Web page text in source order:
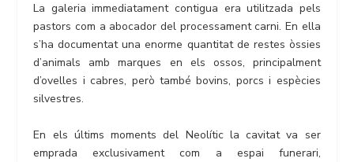
La galeria immediatament contigua era utilitzada pels
pastors com a abocador del processament carni. En ella
s’ha documentat una enorme quantitat de restes òssies
d’animals amb marques en els ossos, principalment
d’ovelles i cabres, però també bovins, porcs i espècies
silvestres.
En els últims moments del Neolític la cavitat va ser
emprada exclusivament com a espai funerari,